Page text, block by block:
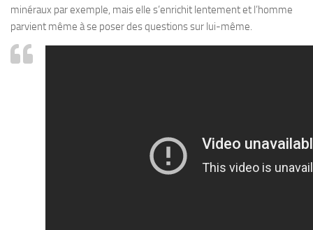
minéraux par exemple, mais elle s’enrichit lentement et l’homme
parvient même à se poser des questions sur lui-même.